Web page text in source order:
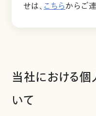
せは、こちらからご
当社における
いて